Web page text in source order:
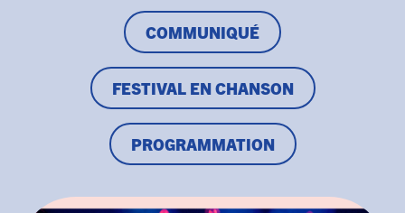
COMMUNIQUÉ
FESTIVAL EN CHANSON
PROGRAMMATION